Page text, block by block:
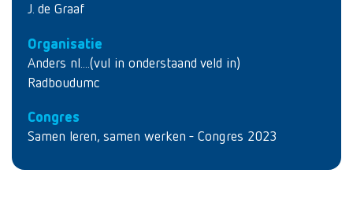
J. de Graaf
Organisatie
Anders nl....(vul in onderstaand veld in)
Radboudumc
Congres
Samen leren, samen werken - Congres 2023